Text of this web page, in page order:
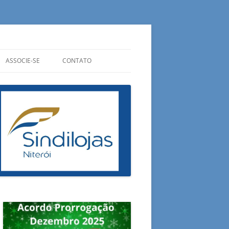
DO CONSUMIDOR
ASSOCIE-SE
PREENCHA SUA FICHA
E AGORA?
CONTATO